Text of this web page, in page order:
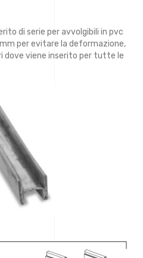
di serie per avvolgibili in pvc
per evitare la deformazione,
dove viene inserito per tutte le